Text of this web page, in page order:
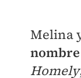
Melina
Homely